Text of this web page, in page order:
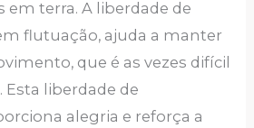
em terra. A liberdade de
flutuação, ajuda a manter
que é as vezes difícil
liberdade de
alegria e reforça a